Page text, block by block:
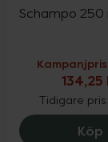
Schampo 250
134,25
Tidigare pris:
Köp